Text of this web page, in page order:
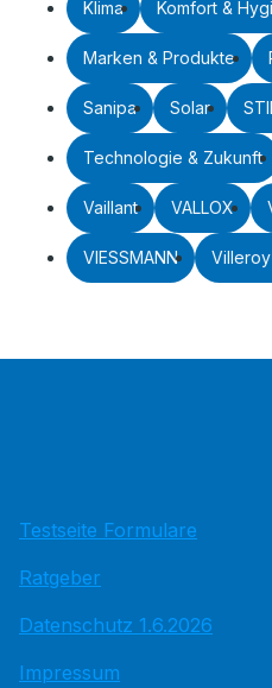
Klima Komfort &
Marken & Produkte
Sanipa Solar
Technologie & Zukunft
Vaillant VALLOX
VIESSMANN
Testseite Formulare
Ratgeber
Datenschutz 1.6.2026
Impressum